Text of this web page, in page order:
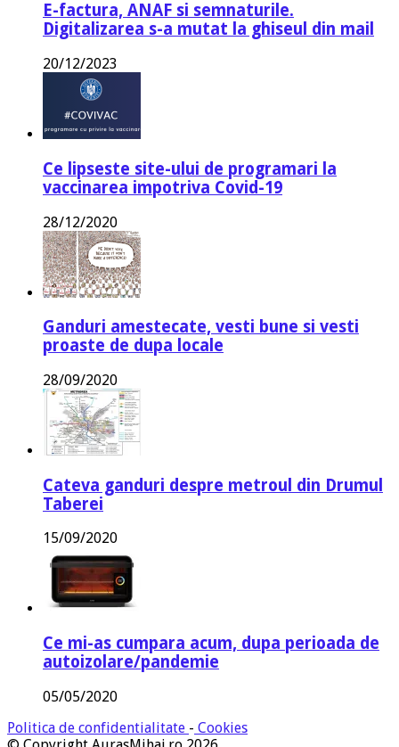
E-factura, ANAF si semnaturile.
Digitalizarea s-a mutat la ghiseul din mail
20/12/2023
Ce lipseste site-ului de programari la
vaccinarea impotriva Covid-19
28/12/2020
Ganduri amestecate, vesti bune si vesti
proaste de dupa locale
28/09/2020
Cateva ganduri despre metroul din Drumul
Taberei
15/09/2020
Ce mi-as cumpara acum, dupa perioada de
autoizolare/pandemie
05/05/2020
Politica de confidentialitate - Cookies